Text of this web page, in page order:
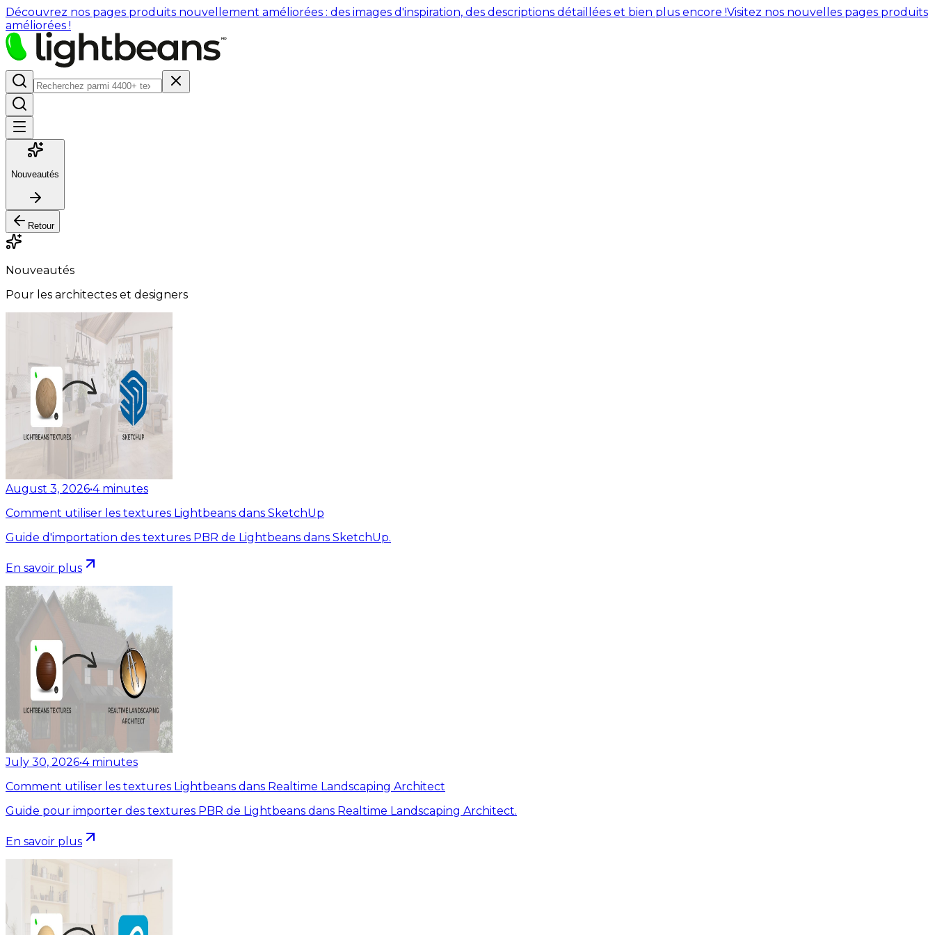
Découvrez nos pages produits nouvellement améliorées : des images d'inspiration, des descriptions détaillées et bien plus encore !Visitez nos nouvelles pages produits
améliorées !
Nouveautés
Retour
Nouveautés
Pour les architectes et designers
August 3, 2026•4 minutes
Comment utiliser les textures Lightbeans dans SketchUp
Guide d'importation des textures PBR de Lightbeans dans SketchUp.
En savoir plus
July 30, 2026•4 minutes
Comment utiliser les textures Lightbeans dans Realtime Landscaping Architect
Guide pour importer des textures PBR de Lightbeans dans Realtime Landscaping Architect.
En savoir plus